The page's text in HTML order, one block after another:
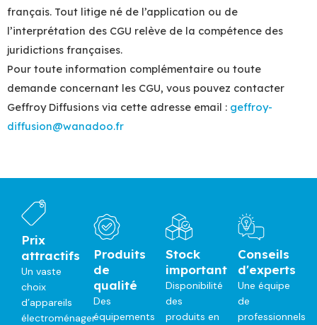
français. Tout litige né de l’application ou de
l’interprétation des CGU relève de la compétence des
juridictions françaises.
Pour toute information complémentaire ou toute
demande concernant les CGU, vous pouvez contacter
Geffroy Diffusions via cette adresse email : geffroy-
diffusion@wanadoo.fr
Prix
attractifs
Un vaste
choix
d’appareils
électroménager
Produits
de
qualité
Des
équipements
Stock
important
Disponibilité
des
produits en
Conseils
d'experts
Une équipe
de
professionnels